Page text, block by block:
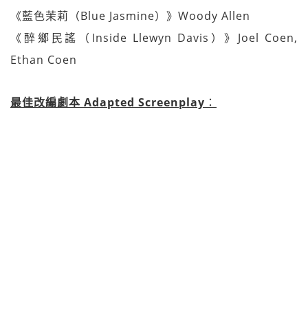
《藍色茉莉（Blue Jasmine）》Woody Allen
《醉鄉民謠（Inside Llewyn Davis）》Joel Coen,
Ethan Coen
最佳改編劇本 Adapted Screenplay ：